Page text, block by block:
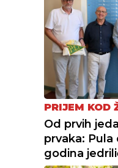
PRIJEM KOD
Od prvih
prvaka: Pula
godina